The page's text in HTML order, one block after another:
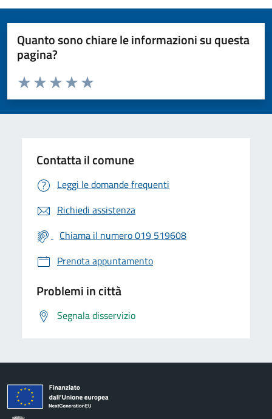
Quanto sono chiare le informazioni su questa
pagina?
Valuta da 1 a 5 stelle la pagina
Valuta 5 stelle su 5
Valuta 4 stelle su 5
Valuta 3 stelle su 5
Valuta 2 stelle su 5
Valuta 1 stelle su 5
Contatta il comune
Leggi le domande frequenti
Richiedi assistenza
Chiama il numero 019 519608
Prenota appuntamento
Problemi in città
Segnala disservizio